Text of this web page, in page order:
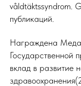
våldtäktssyndrom.
публикаций.
Награждена
Государственной
вклад в развитие